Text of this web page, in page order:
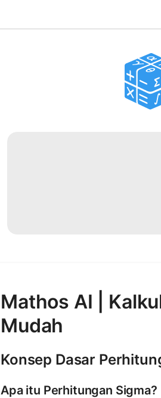
Mathos AI |
Mudah
Konsep Dasar
Apa itu Perhitungan Sigma?